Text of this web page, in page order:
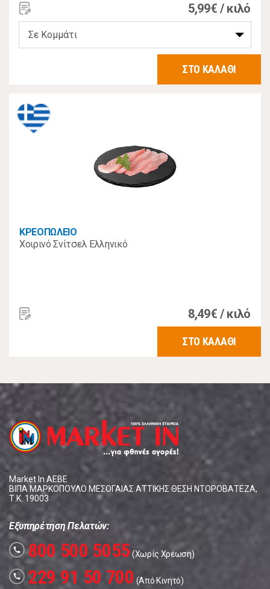
5,99€ / κιλό
ΣΤΟ ΚΑΛΑΘΙ
ΚΡΕΟΠΩΛΕΙΟ
Χοιρινό Σνίτσελ Ελληνικό
8,49€ / κιλό
ΣΤΟ ΚΑΛΑΘΙ
Market In ΑΕΒΕ
ΒΙΠΑ ΜΑΡΚΟΠΟΥΛΟ ΜΕΣΟΓΑΙΑΣ ΑΤΤΙΚΗΣ ΘΕΣΗ ΝΤΟΡΟΒΑΤΕΖΑ,
Τ.Κ. 19003
Εξυπηρέτηση Πελατών:
call 800 500 5055(Χωρίς Χρέωση)
call 229 91 50 700 (Από Κινητό)